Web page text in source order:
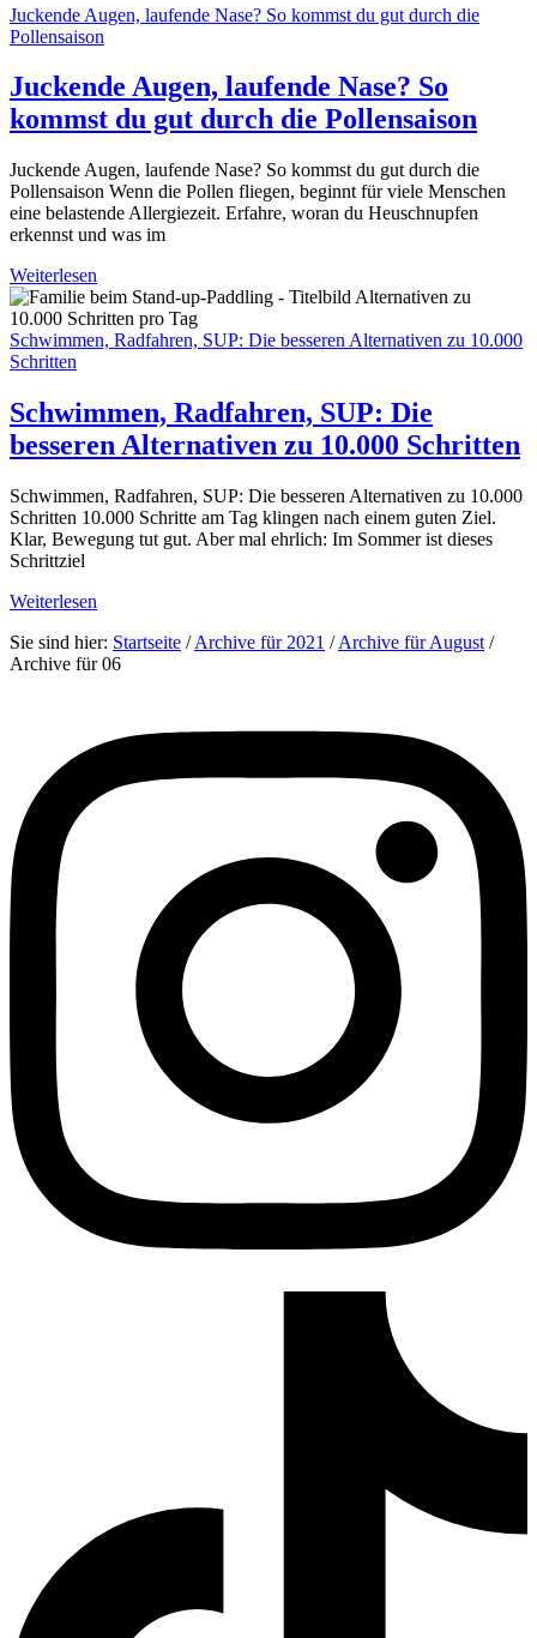
Juckende Augen, laufende Nase? So kommst du gut durch die
Pollensaison
Juckende Augen, laufende Nase? So
kommst du gut durch die Pollensaison
Juckende Augen, laufende Nase? So kommst du gut durch die
Pollensaison Wenn die Pollen fliegen, beginnt für viele Menschen
eine belastende Allergiezeit. Erfahre, woran du Heuschnupfen
erkennst und was im
Weiterlesen
Schwimmen, Radfahren, SUP: Die besseren Alternativen zu 10.000
Schritten
Schwimmen, Radfahren, SUP: Die
besseren Alternativen zu 10.000 Schritten
Schwimmen, Radfahren, SUP: Die besseren Alternativen zu 10.000
Schritten 10.000 Schritte am Tag klingen nach einem guten Ziel.
Klar, Bewegung tut gut. Aber mal ehrlich: Im Sommer ist dieses
Schrittziel
Weiterlesen
Sie sind hier: Startseite /Archive für 2021 /Archive für August /
Archive für 06